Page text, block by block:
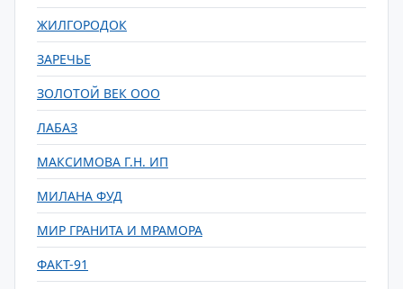
ЖИЛГОРОДОК
ЗАРЕЧЬЕ
ЗОЛОТОЙ ВЕК ООО
ЛАБАЗ
МАКСИМОВА Г.Н. ИП
МИЛАНА ФУД
МИР ГРАНИТА И МРАМОРА
ФАКТ-91